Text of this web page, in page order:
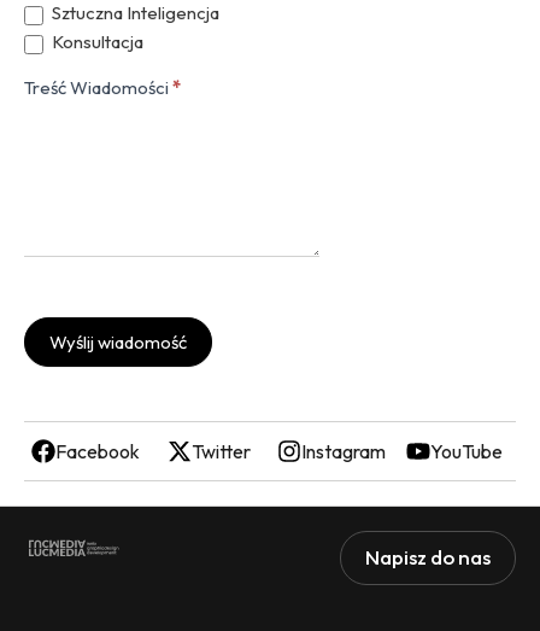
Sztuczna Inteligencja
Konsultacja
Treść Wiadomości *
Wyślij wiadomość
Facebook Twitter Instagram YouTube
Napisz do nas